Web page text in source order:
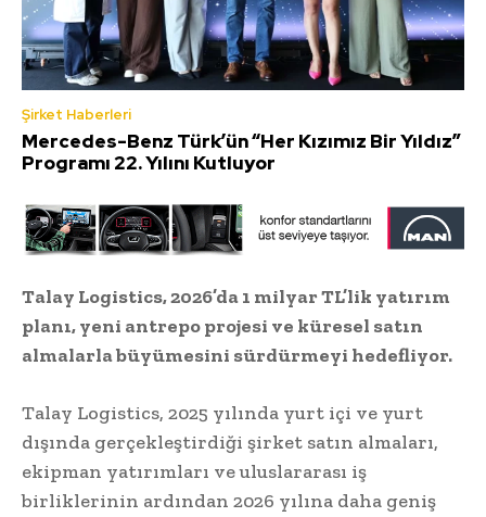
Şirket Haberleri
Mercedes-Benz Türk’ün “Her Kızımız Bir Yıldız”
Programı 22. Yılını Kutluyor
Talay Logistics, 2026’da 1 milyar TL’lik yatırım
planı, yeni antrepo projesi ve küresel satın
almalarla büyümesini sürdürmeyi hedefliyor.
Talay Logistics, 2025 yılında yurt içi ve yurt
dışında gerçekleştirdiği şirket satın almaları,
ekipman yatırımları ve uluslararası iş
birliklerinin ardından 2026 yılına daha geniş